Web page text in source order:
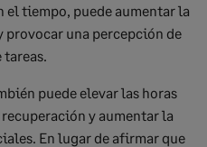
tiempo, puede aumentar la
una percepción de
puede elevar las horas
y aumentar la
En lugar de afirmar que